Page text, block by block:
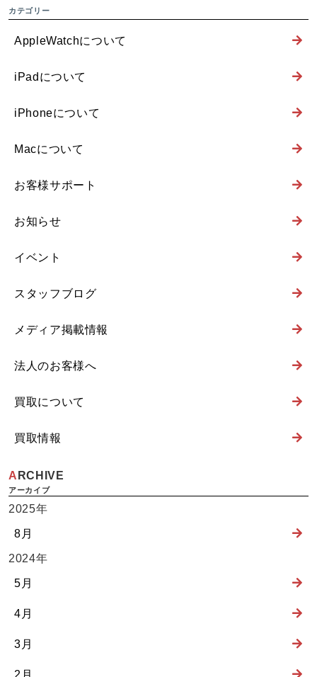
AppleWatchについて
iPadについて
iPhoneについて
Macについて
お客様サポート
お知らせ
イベント
スタッフブログ
メディア掲載情報
法人のお客様へ
買取について
買取情報
ARCHIVE
2025年
8月
2024年
5月
4月
3月
2月